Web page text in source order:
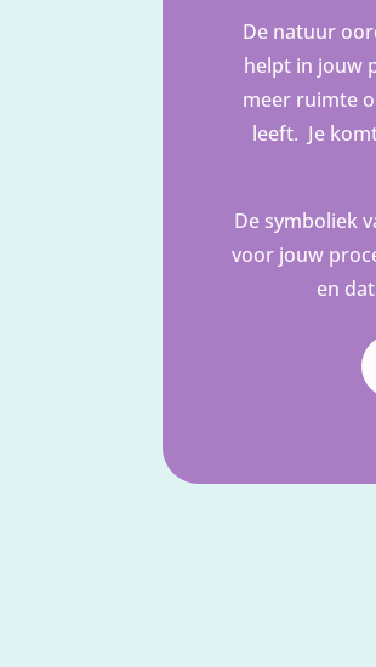
De natuur
helpt in jouw
meer ruimte
leeft. Je
De symboliek
voor jouw
en